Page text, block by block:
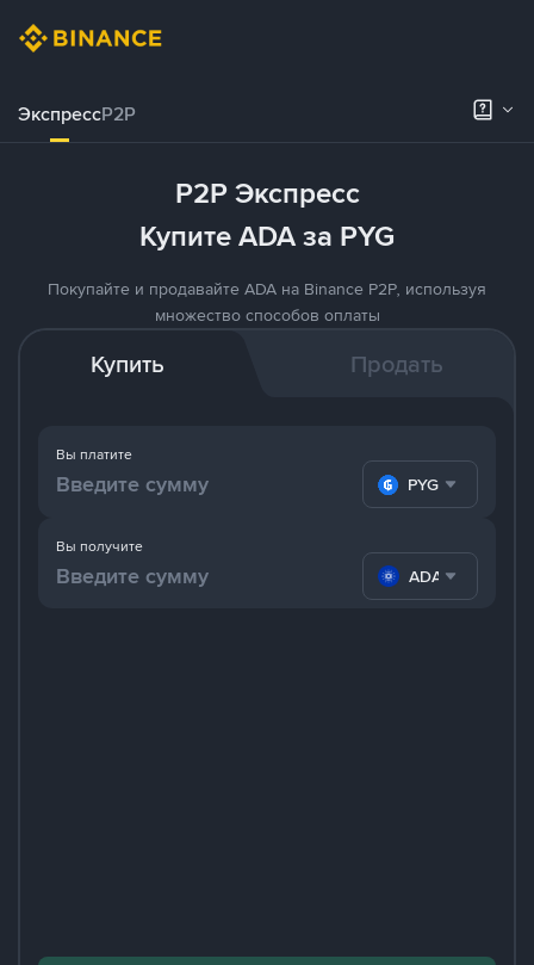
ЭкспрессP2P
P2P Экспресс
Купите ADA за PYG
Покупайте и продавайте ADA на Binance P2P, используя
множество способов оплаты
Купить Продать
Вы платите
PYG
Вы получите
ADA